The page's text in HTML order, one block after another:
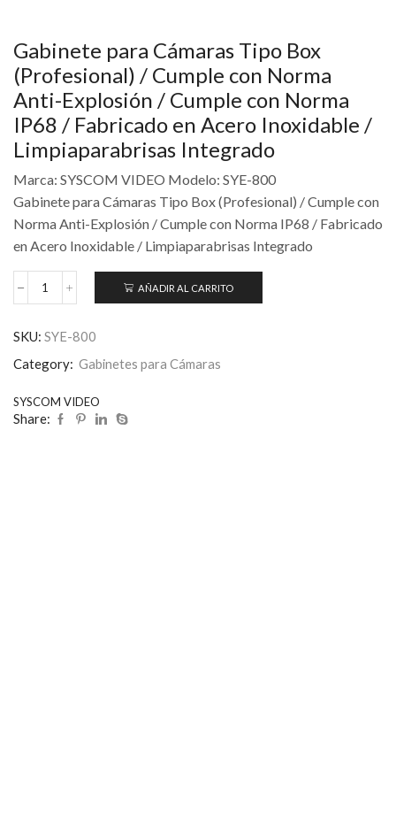
Gabinete para Cámaras Tipo Box
(Profesional) / Cumple con Norma
Anti-Explosión / Cumple con Norma
IP68 / Fabricado en Acero Inoxidable /
Limpiaparabrisas Integrado
Marca: SYSCOM VIDEO Modelo: SYE-800
Gabinete para Cámaras Tipo Box (Profesional) / Cumple con
Norma Anti-Explosión / Cumple con Norma IP68 / Fabricado
en Acero Inoxidable / Limpiaparabrisas Integrado
AÑADIR AL CARRITO
SKU: SYE-800
Category: Gabinetes para Cámaras
SYSCOM VIDEO
Share: